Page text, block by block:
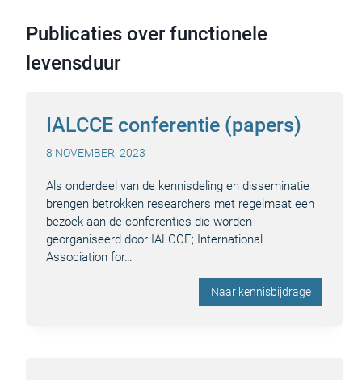
Publicaties over functionele
levensduur
IALCCE conferentie (papers)
8 NOVEMBER, 2023
Als onderdeel van de kennisdeling en disseminatie
brengen betrokken researchers met regelmaat een
bezoek aan de conferenties die worden
georganiseerd door IALCCE; International
Association for…
Naar kennisbijdrage